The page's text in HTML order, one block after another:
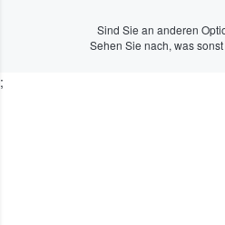
Sind Sie an anderen
Sehen Sie nach, was
;